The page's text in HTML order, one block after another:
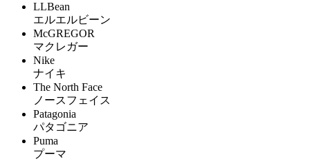
LLBean
エルエルビーン
McGREGOR
マクレガー
Nike
ナイキ
The North Face
ノースフェイス
Patagonia
パタゴニア
Puma
プーマ